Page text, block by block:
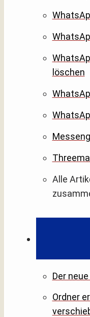
löschen
Alle
Der
Ordner